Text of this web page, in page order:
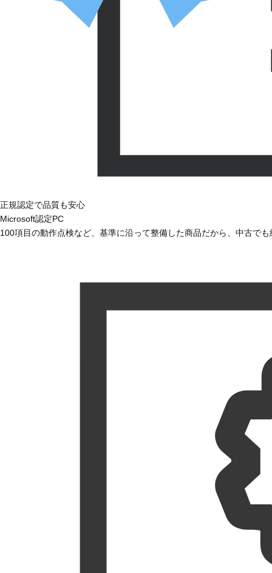
正規認定で品質も安心
Microsoft認定PC
100項目の動作点検など、基準に沿って整備した商品だから、中古で